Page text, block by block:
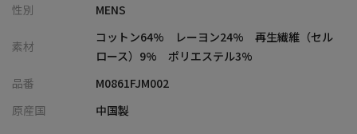
■コーディネート提案
・リネンパンツやイージースラックスと合わせて、上品なリゾー
・ショーツと組み合わせれば、抜け感のある大人のサマースタイ
ルに
性別
MENS
素材
コットン64% レーヨン24% 再生繊維（セル
ロース）9% ポリエステル3%
品番
M0861FJM002
原産国
中国製